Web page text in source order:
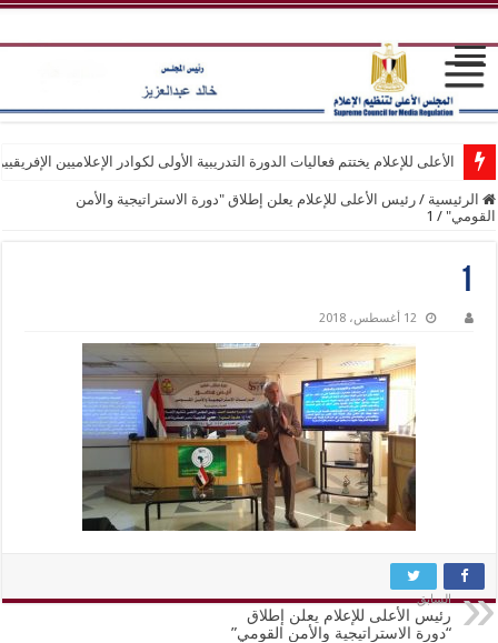
الأعلى للإعلام يختتم فعاليات الدورة التدريبية الأولى لكوادر الإعلاميين
الرئيسية / رئيس الأعلى للإعلام يعلن إطلاق "دورة الاستراتيجية والأمن
القومي" /
1
1
12 أغسطس، 2018
السابق
رئيس الأعلى للإعلام يعلن إطلاق
“دورة الاستراتيجية والأمن القومي”